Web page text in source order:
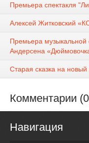
Премьера спектакля
Алексей Житковский
Премьера музыкальной
Андерсена
Старая сказка на новый
Комментарии
Навигация